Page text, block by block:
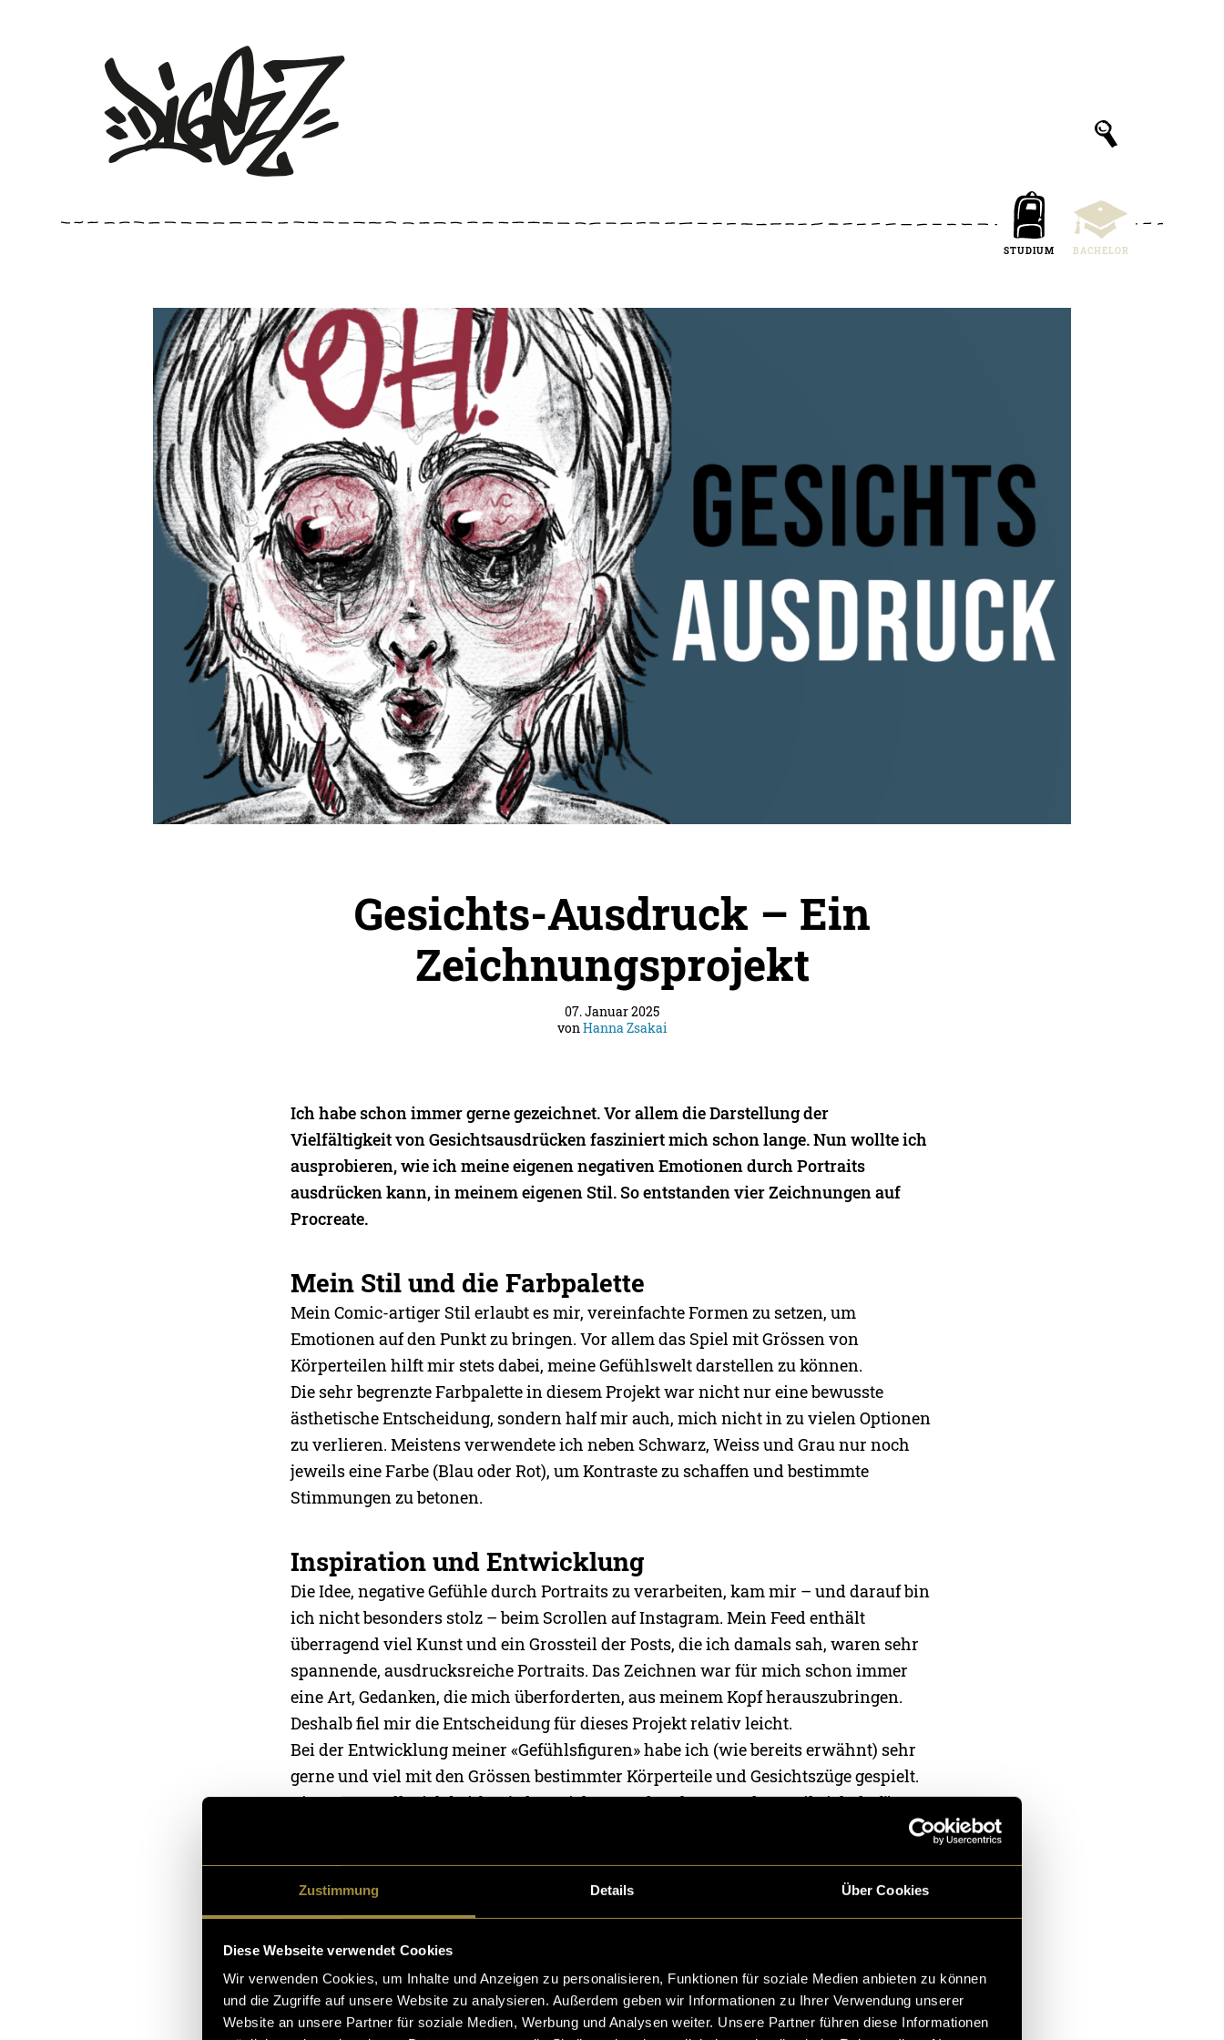
Zustimmung Details Über Cookies
Diese Webseite verwendet Cookies
Wir verwenden Cookies, um Inhalte und Anzeigen zu personalisieren, Funktionen für soziale Medien anbieten zu können
und die Zugriffe auf unsere Website zu analysieren. Außerdem geben wir Informationen zu Ihrer Verwendung unserer
Website an unsere Partner für soziale Medien, Werbung und Analysen weiter. Unsere Partner führen diese Informationen
STUDIUM BACHELOR
Gesichts-Ausdruck – Ein
Zeichnungsprojekt
07. Januar 2025
vonHanna Zsakai
Ich habe schon immer gerne gezeichnet. Vor allem die Darstellung der
Vielfältigkeit von Gesichtsausdrücken fasziniert mich schon lange. Nun wollte ich
ausprobieren, wie ich meine eigenen negativen Emotionen durch Portraits
ausdrücken kann, in meinem eigenen Stil. So entstanden vier Zeichnungen auf
Procreate.
Mein Stil und die Farbpalette
Mein Comic-artiger Stil erlaubt es mir, vereinfachte Formen zu setzen, um
Emotionen auf den Punkt zu bringen. Vor allem das Spiel mit Grössen von
Körperteilen hilft mir stets dabei, meine Gefühlswelt darstellen zu können.
Die sehr begrenzte Farbpalette in diesem Projekt war nicht nur eine bewusste
ästhetische Entscheidung, sondern half mir auch, mich nicht in zu vielen Optionen
zu verlieren. Meistens verwendete ich neben Schwarz, Weiss und Grau nur noch
jeweils eine Farbe (Blau oder Rot), um Kontraste zu schaffen und bestimmte
Stimmungen zu betonen.
Inspiration und Entwicklung
Die Idee, negative Gefühle durch Portraits zu verarbeiten, kam mir – und darauf bin
ich nicht besonders stolz – beim Scrollen auf Instagram. Mein Feed enthält
überragend viel Kunst und ein Grossteil der Posts, die ich damals sah, waren sehr
spannende, ausdrucksreiche Portraits. Das Zeichnen war für mich schon immer
eine Art, Gedanken, die mich überforderten, aus meinem Kopf herauszubringen.
Deshalb fiel mir die Entscheidung für dieses Projekt relativ leicht.
Bei der Entwicklung meiner «Gefühlsfiguren» habe ich (wie bereits erwähnt) sehr
gerne und viel mit den Grössen bestimmter Körperteile und Gesichtszüge gespielt.
Die Augen stellte ich bei fast jeder Zeichnung als sehr gross dar, weil sich da für
mich grundsätzlich die meisten Emotionen verbergen. Wenn mir meine Gedanken
machte ich oft sehr dünn, was das Gewicht des Kopfes betonen sollte. Zudem
Die Ergebnisse
Das Projekt„Gesichts-Ausdruck“war für mich eine sehr intime, persönliche Reise.